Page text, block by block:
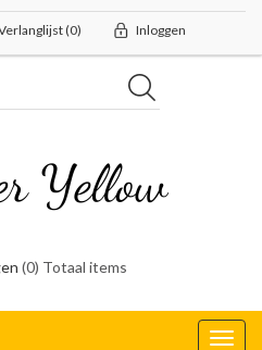
(0) Inloggen
(0) Totaal items